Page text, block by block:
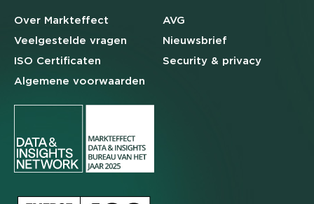
Over Markteffect
Veelgestelde vragen
ISO Certificaten
Algemene voorwaarden
AVG
Nieuwsbrief
Security & privacy